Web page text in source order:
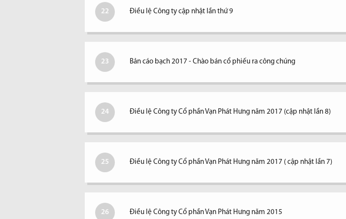
22 Điều lệ Công ty cập nhật lần thứ 9
23 Bản cáo bạch 2017 - Chào bán cổ phiếu ra công chúng
24 Điều lệ Công ty Cổ phần Vạn Phát Hưng năm 2017 (cập nhật lần 8)
25 Điều lệ Công ty Cổ phần Vạn Phát Hưng năm 2017 ( cập nhật lần 7)
26 Điều lệ Công ty Cổ phần Vạn Phát Hưng năm 2015